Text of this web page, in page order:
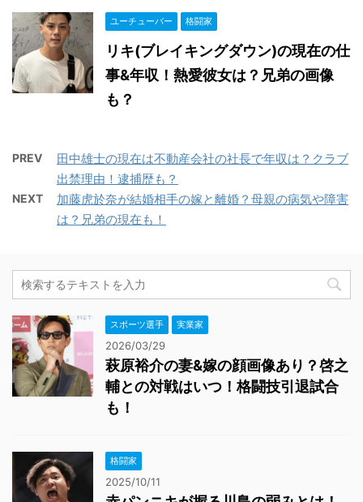
ユーチューバー 格闘家
リキ(ブレイキングダウン)の現在の仕
事&年収！熱愛彼女は？兄弟の画像
も？
PREV
田中雄士の現在は不動産会社の社長で年収は？クラブ
出禁理由！逮捕歴も？
NEXT
加藤虎於奈が結婚相手の嫁と離婚？母親の病気や障害
は？兄弟の現在も！
スポーツ選手 実業家
2026/03/29
萩原裕介の妻&嫁の顔画像あり？啓之
輔との対戦はいつ！格闘技引退試合
も！
格闘家
2025/10/11